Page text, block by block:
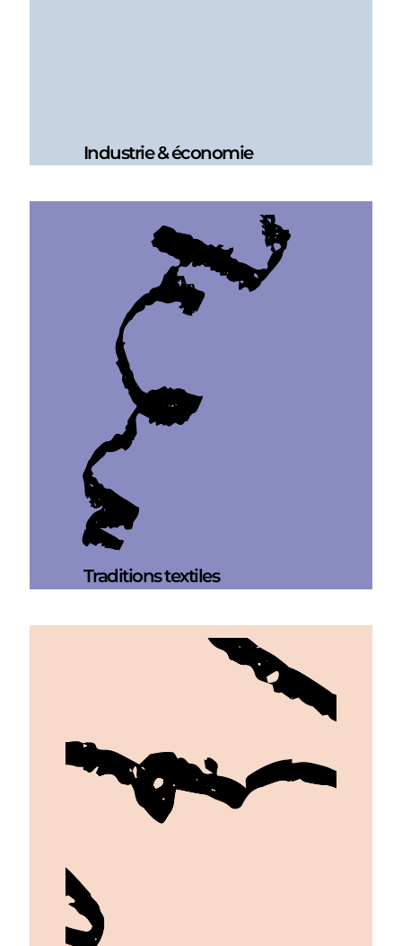
Industrie & économie
Traditions textiles